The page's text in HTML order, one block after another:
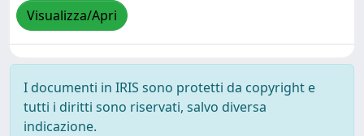
Visualizza/Apri
I documenti in IRIS sono protetti da copyright e
tutti i diritti sono riservati, salvo diversa
indicazione.